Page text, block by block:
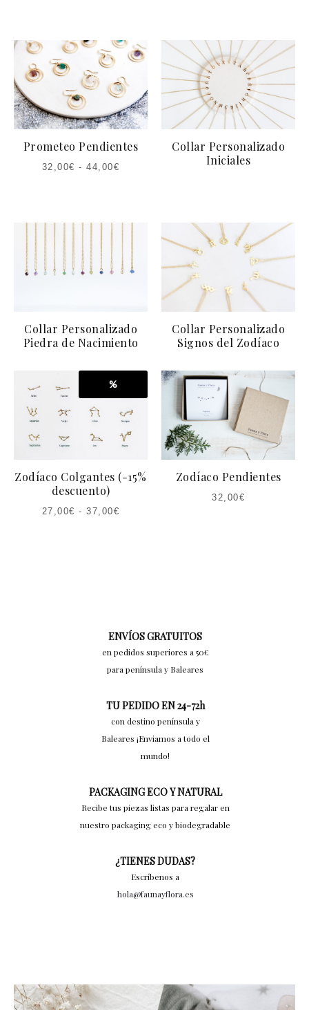
Prometeo Pendientes
32,00€ -44,00€
Collar Personalizado
Iniciales
Collar Personalizado
Piedra de Nacimiento
Collar Personalizado
Signos del Zodíaco
%
Zodíaco Colgantes (-15%
descuento)
27,00€ -37,00€
Zodíaco Pendientes
32,00€
ENVÍOS GRATUITOS
en pedidos superiores a 50€
para península y Baleares
TU PEDIDO EN 24-72h
con destino península y
Baleares ¡Enviamos a todo el
mundo!
PACKAGING ECO Y NATURAL
Recibe tus piezas listas para regalar en
nuestro packaging eco y biodegradable
¿TIENES DUDAS?
Escríbenos a
hola@faunayflora.es